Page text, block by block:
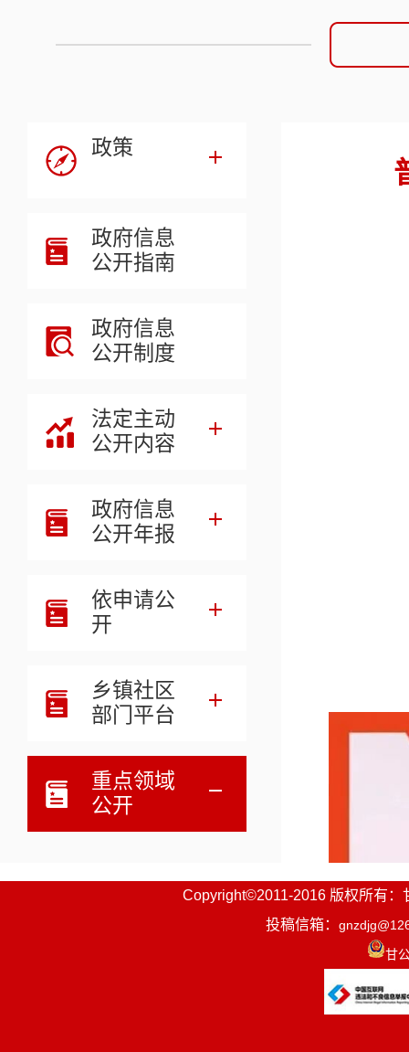
政策
政府信息
公开指南
政府信息
公开制度
法定主动
公开内容
政府信息
公开年报
依申请公
开
乡镇社区
部门平台
重点领域
公开
Copyright©2011-2016 版权所有：
投稿信箱：
甘